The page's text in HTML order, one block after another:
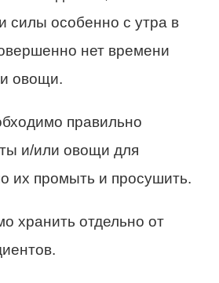
силы особенно с утра в
нет времени
овощи.
правильно
и/или овощи для
их промыть и просушить.
хранить отдельно от